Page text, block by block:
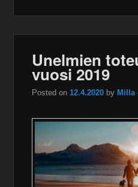
Unelmien
vuosi 2019
Posted on12.4.2020 by Milla